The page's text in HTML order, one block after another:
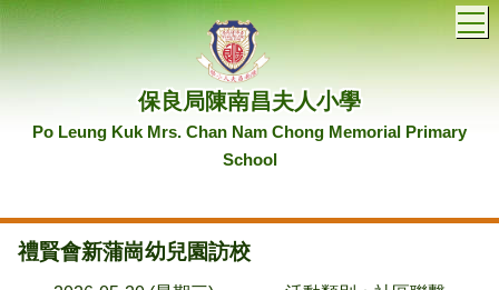
保良局陳南昌夫人小學
Po Leung Kuk Mrs. Chan Nam Chong Memorial Primary
School
禮賢會新蒲崗幼兒園訪校